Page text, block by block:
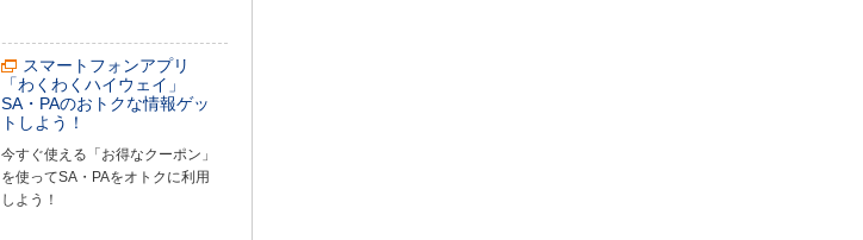
スマートフォンアプリ
「わくわくハイウェイ」
SA・PAのおトクな情報ゲッ
トしよう！
今すぐ使える「お得なクーポン」
を使ってSA・PAをオトクに利用
しよう！